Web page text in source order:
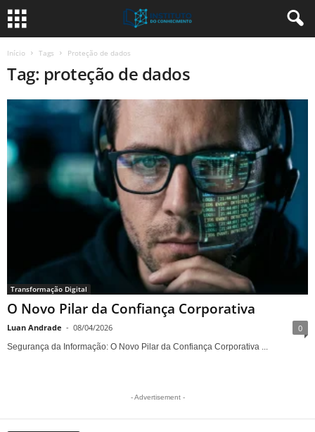
Início Tags Proteção de dados
Tag: proteção de dados
Transformação Digital
O Novo Pilar da Confiança Corporativa
Luan Andrade - 08/04/2026 0
Segurança da Informação: O Novo Pilar da Confiança Corporativa ...
- Advertisement -